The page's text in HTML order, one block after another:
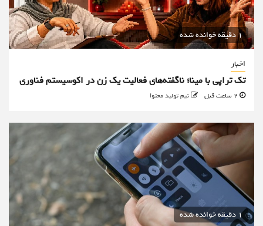
1 دقیقه خوانده شده
اخبار
تک تراپی با مینا؛ ناگفته‌های فعالیت یک زن در اکوسیستم فناوری
تیم تولید محتوا
1 دقیقه خوانده شده